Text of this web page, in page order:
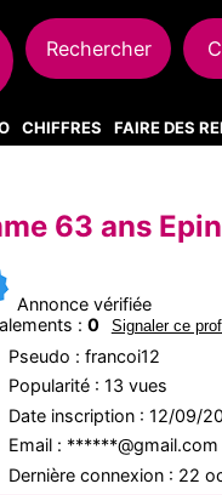
Rechercher
CHIFFRES FAIRE DES
63 ans
Annonce vérifiée
: 0 Signaler ce
Pseudo : francoi12
Popularité : 13 vues
Date inscription : 12/09/
Email : ******@gmail.com
Dernière connexion : 22